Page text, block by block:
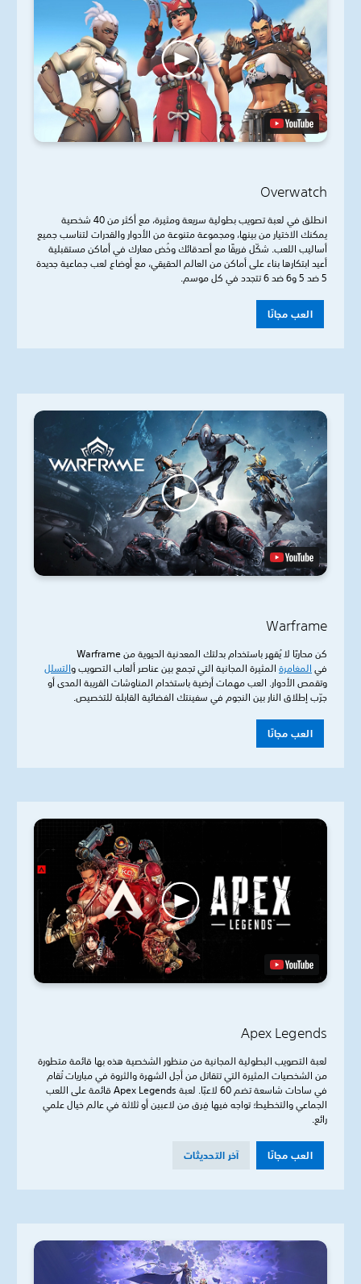
Overwatch
انطلق في لعبة تصويب بطولية سريعة ومثيرة، مع أكثر من 40 شخصية
يمكنك الاختيار من بينها، ومجموعة متنوعة من الأدوار والقدرات لتناسب جميع
أساليب اللعب. شكّل فريقًا مع أصدقائك وخُض معارك في أماكن مستقبلية
أعيد ابتكارها بناء على أماكن من العالم الحقيقي، مع أوضاع لعب جماعية جديدة
العب مجانًا
Warframe
كن محاربًا لا يُقهر باستخدام بدلتك المعدنية الحيوية من Warframe
فيالمغامرةالمثيرة المجانية التي تجمع بين عناصر ألعاب التصويب والتسلل
وتقمص الأدوار. العب مهمات أرضية باستخدام المناوشات القريبة المدى أو
جرّب إطلاق النار بين النجوم في سفينتك الفضائية القابلة للتخصيص.
العب مجانًا
Apex Legends
لعبة التصويب البطولية المجانية من منظور الشخصية هذه بها قائمة متطورة
من الشخصيات المثيرة التي تتقاتل من أجل الشهرة والثروة في مباريات تُقام
في ساحات شاسعة تضم 60 لاعبًا. لعبة Apex Legends قائمة على اللعب
الجماعي والتخطيط؛ تواجه فيها فِرق من لاعبين أو ثلاثة في عالم خيال علمي
رائع.
العب مجانًا آخر التحديثات